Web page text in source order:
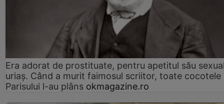
Era adorat de prostituate, pentru apetitul său
uriaș. Când a murit faimosul scriitor, toate cocotele
Parisului l-au plâns okmagazine.ro